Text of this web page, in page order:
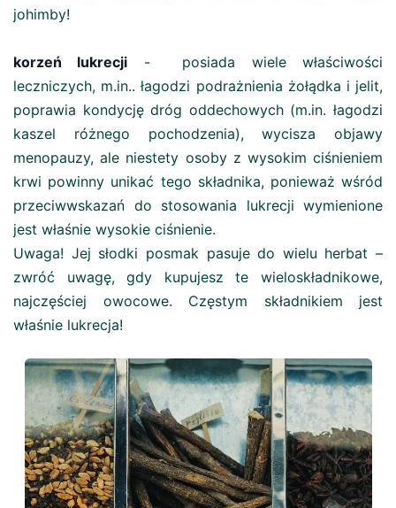
johimby!
korzeń lukrecji - posiada wiele właściwości
leczniczych, m.in.. łagodzi podrażnienia żołądka i jelit,
poprawia kondycję dróg oddechowych (m.in. łagodzi
kaszel różnego pochodzenia), wycisza objawy
menopauzy, ale niestety osoby z wysokim ciśnieniem
krwi powinny unikać tego składnika, ponieważ wśród
przeciwwskazań do stosowania lukrecji wymienione
jest właśnie wysokie ciśnienie.
Uwaga! Jej słodki posmak pasuje do wielu herbat –
zwróć uwagę, gdy kupujesz te wieloskładnikowe,
najczęściej owocowe. Częstym składnikiem jest
właśnie lukrecja!